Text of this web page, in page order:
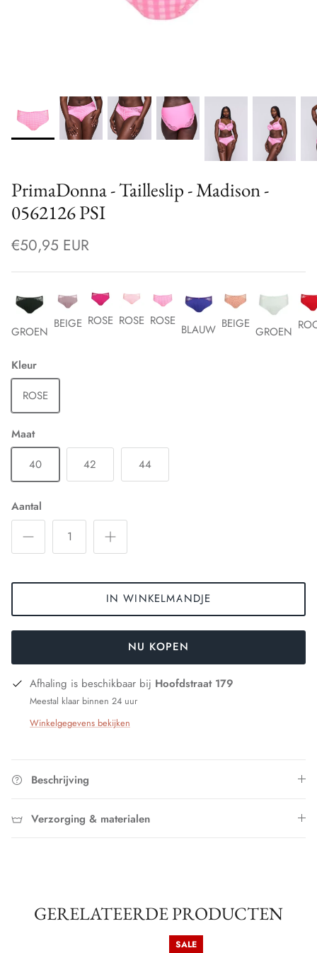
PrimaDonna - Tailleslip - Madison -
0562126 PSI
€50,95 EUR
GROEN
BEIGE ROSE ROSE ROSE
BLAUW BEIGE
GROEN
Kleur
ROSE
Maat
40
42 44
Aantal
IN WINKELMANDJE
NU KOPEN
Afhaling is beschikbaar bij Hoofdstraat 179
Meestal klaar binnen 24 uur
Winkelgegevens bekijken
Beschrijving
Verzorging & materialen
GERELATEERDE PRODUCTEN
SALE